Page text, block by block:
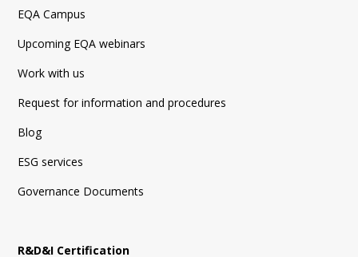
EQA Campus
Upcoming EQA webinars
Work with us
Request for information and procedures
Blog
ESG services
Governance Documents
R&D&I Certification